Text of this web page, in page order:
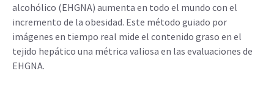
alcohólico (EHGNA) aumenta en todo el mundo con el
incremento de la obesidad. Este método guiado por
imágenes en tiempo real mide el contenido graso en el
tejido hepático una métrica valiosa en las evaluaciones de
EHGNA.